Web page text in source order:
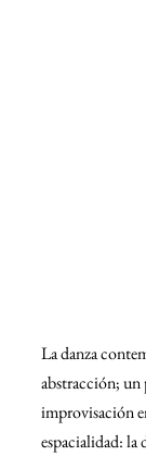
La danza
abstracción; un
improvisación
espacialidad: